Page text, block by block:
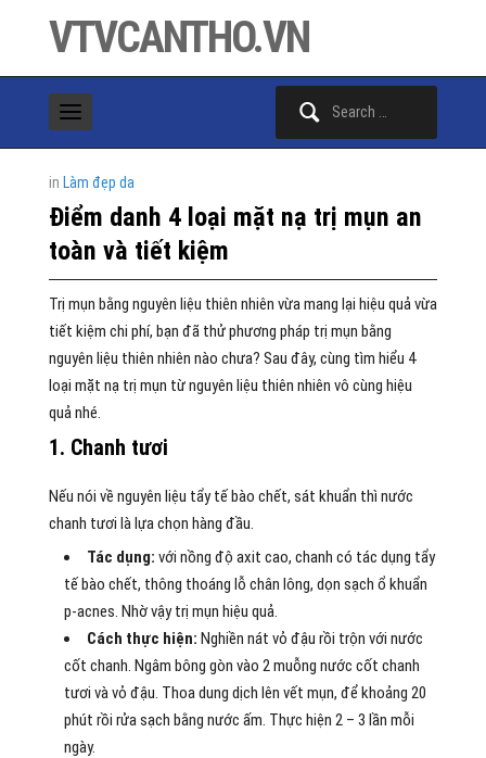
VTVCANTHO.VN
in Làm đẹp da
Điểm danh 4 loại mặt nạ trị mụn an
toàn và tiết kiệm
Trị mụn bằng nguyên liệu thiên nhiên vừa mang lại hiệu quả vừa
tiết kiệm chi phí, bạn đã thử phương pháp trị mụn bằng
nguyên liệu thiên nhiên nào chưa? Sau đây, cùng tìm hiểu 4
loại mặt nạ trị mụn từ nguyên liệu thiên nhiên vô cùng hiệu
quả nhé.
1. Chanh tươi
Nếu nói về nguyên liệu tẩy tế bào chết, sát khuẩn thì nước
chanh tươi là lựa chọn hàng đầu.
Tác dụng: với nồng độ axit cao, chanh có tác dụng tẩy
tế bào chết, thông thoáng lỗ chân lông, dọn sạch ổ khuẩn
p-acnes. Nhờ vậy trị mụn hiệu quả.
Cách thực hiện: Nghiền nát vỏ đậu rồi trộn với nước
cốt chanh. Ngâm bông gòn vào 2 muỗng nước cốt chanh
tươi và vỏ đậu. Thoa dung dịch lên vết mụn, để khoảng 20
phút rồi rửa sạch bằng nước ấm. Thực hiện 2 – 3 lần mỗi
ngày.